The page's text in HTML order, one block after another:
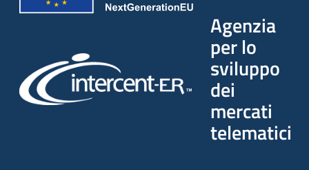
Agenzia
per lo
sviluppo
dei
mercati
telematici